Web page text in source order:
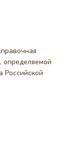
определяемой
Российской